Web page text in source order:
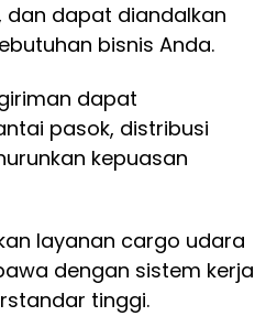
dan dapat diandalkan
bisnis Anda.
dapat
pasok, distribusi
kepuasan
layanan cargo udara
dengan sistem kerja
tinggi.